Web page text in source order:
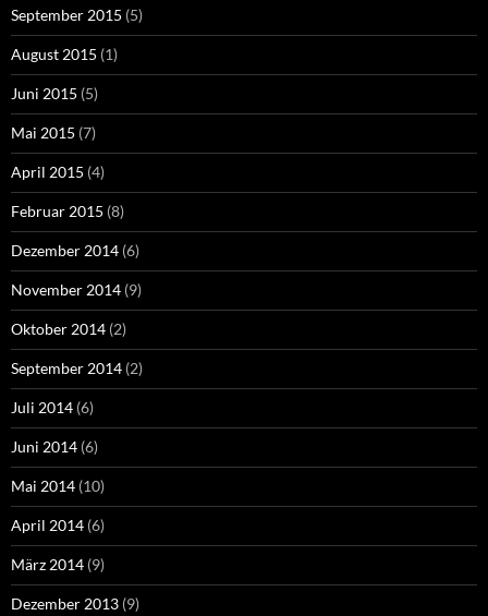
September 2015 (5)
August 2015 (1)
Juni 2015 (5)
Mai 2015 (7)
April 2015 (4)
Februar 2015 (8)
Dezember 2014 (6)
November 2014 (9)
Oktober 2014 (2)
September 2014 (2)
Juli 2014 (6)
Juni 2014 (6)
Mai 2014 (10)
April 2014 (6)
März 2014 (9)
Dezember 2013 (9)